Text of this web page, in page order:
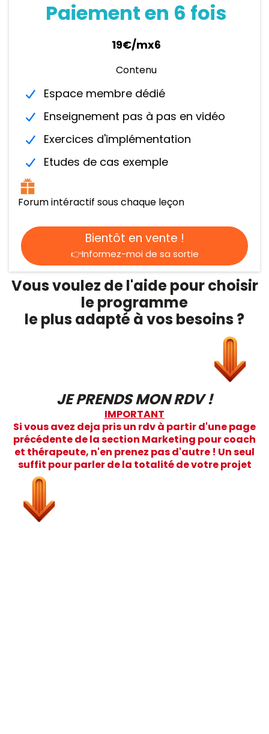
Paiement en 6 fois
19€/mx6
Contenu
Espace membre dédié
Enseignement pas à pas en vidéo
Exercices d'implémentation
Etudes de cas exemple
Forum intéractif sous chaque leçon
Bientôt en vente !
👉Informez-moi de sa sortie
Vous voulez de l'aide pour choisir
le programme
le plus adapté à vos besoins ?
JE PRENDS MON RDV !
IMPORTANT
Si vous avez deja pris un rdv à partir d'une page
précédente de la section Marketing pour coach
et thérapeute, n'en prenez pas d'autre ! Un seul
suffit pour parler de la totalité de votre projet